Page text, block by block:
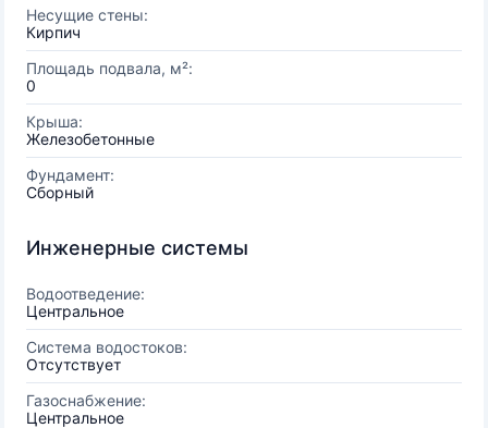
Несущие стены:
Кирпич
Площадь подвала, м²:
0
Крыша:
Железобетонные
Фундамент:
Сборный
Инженерные системы
Водоотведение:
Центральное
Система водостоков:
Отсутствует
Газоснабжение:
Центральное